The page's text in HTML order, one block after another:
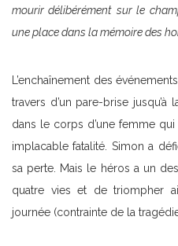
mourir délibérément sur le
une place dans la mémoire des
L’enchaînement des
travers d’un pare-brise
dans le corps d’une femme
implacable fatalité. Simon a
sa perte. Mais le héros a un
quatre vies et de triompher
journée (contrainte de la